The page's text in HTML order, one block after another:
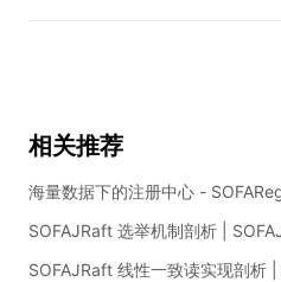
相关推荐
海量数据下的注册中心 -
SOFAJRaft 选举机制剖析 |
SOFAJRaft 线性一致读实现剖析